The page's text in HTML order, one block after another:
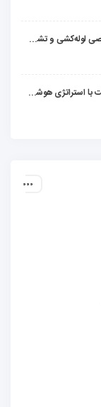
لوله بازکنی قزوین، تخلیه چاه و خدمات تخصصی لوله‌کشی و تشخیص ترکیدگی
آیا پیجهای اینستاگرام درآمد دارند؟ راز موفقیت با استراتژی هوشمندانه